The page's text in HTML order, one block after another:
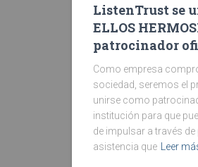
ListenTrust se
ELLOS
patrocinador
Como empresa
sociedad, seremos el
unirse como
institución para que
de impulsar a través
asistencia que
Leer